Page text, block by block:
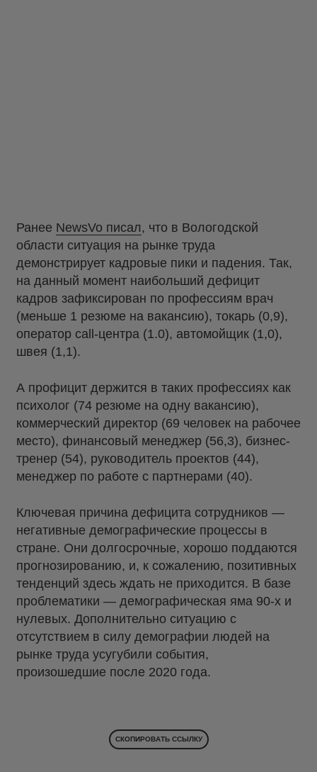
Ранее NewsVo писал, что в Вологодской
области ситуация на рынке труда
демонстрирует кадровые пики и падения. Так,
на данный момент наибольший дефицит
кадров зафиксирован по профессиям врач
(меньше 1 резюме на вакансию), токарь (0,9),
оператор call-центра (1.0), автомойщик (1,0),
швея (1,1).
А профицит держится в таких профессиях как
психолог (74 резюме на одну вакансию),
коммерческий директор (69 человек на рабочее
место), финансовый менеджер (56,3), бизнес-
тренер (54), руководитель проектов (44),
менеджер по работе с партнерами (40).
Ключевая причина дефицита сотрудников —
негативные демографические процессы в
стране. Они долгосрочные, хорошо поддаются
прогнозированию, и, к сожалению, позитивных
тенденций здесь ждать не приходится. В базе
проблематики — демографическая яма 90-х и
нулевых. Дополнительно ситуацию с
отсутствием в силу демографии людей на
рынке труда усугубили события,
произошедшие после 2020 года.
СКОПИРОВАТЬ ССЫЛКУ